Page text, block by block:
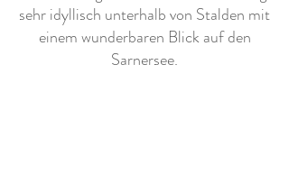
sehr idyllisch unterhalb von Stalden mit
einem wunderbaren Blick auf den
Sarnersee.